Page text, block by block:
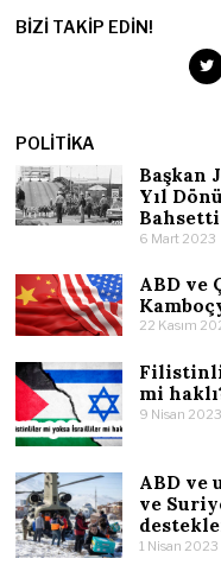
BIZI TAKIP EDIN!
POLITIKA
Başkan
Yıl
Bahsetti
6 Mart 2023
ABD ve
22 Kasım
mi
9 Nisan 2023
ABD ve
ve
1 Nisan 2023